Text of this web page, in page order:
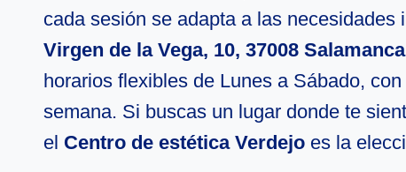
cada sesión se adapta a las necesidades
Virgen de la Vega, 10, 37008
horarios flexibles de Lunes a Sábado,
semana. Si buscas un lugar donde te
el Centro de estética Verdejo es la